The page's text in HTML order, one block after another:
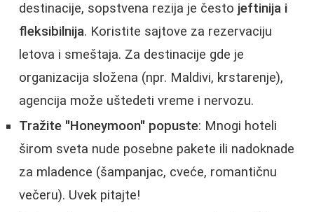
destinacije, sopstvena rezija je često jeftinija i
fleksibilnija. Koristite sajtove za rezervaciju
letova i smeštaja. Za destinacije gde je
organizacija složena (npr. Maldivi, krstarenje),
agencija može uštedeti vreme i nervozu.
Tražite "Honeymoon" popuste: Mnogi hoteli
širom sveta nude posebne pakete ili nadoknade
za mladence (šampanjac, cveće, romantičnu
večeru). Uvek pitajte!